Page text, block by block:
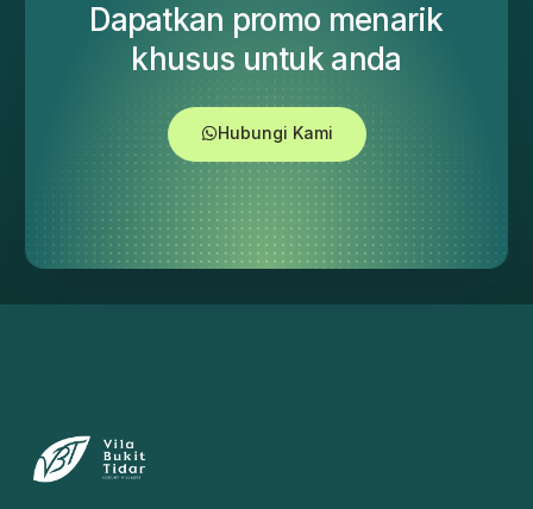
Dapatkan promo menarik
khusus untuk anda
Hubungi Kami